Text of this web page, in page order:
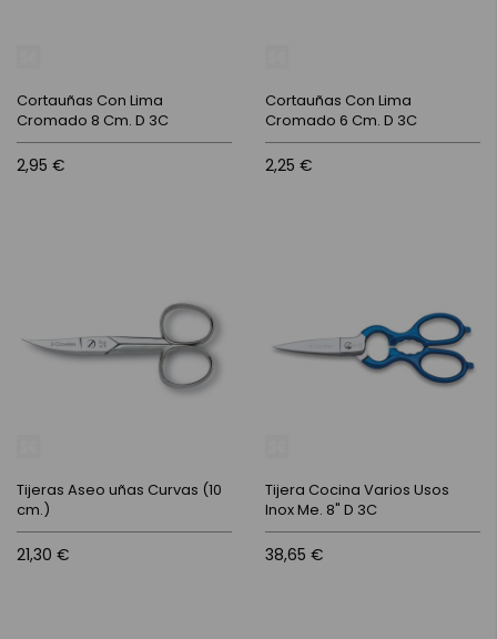
Cortauñas Con Lima
Cromado 8 Cm. D 3C
2,95 €
Cortauñas Con Lima
Cromado 6 Cm. D 3C
2,25 €
Tijeras Aseo uñas Curvas (10
cm.)
21,30 €
Tijera Cocina Varios Usos
Inox Me. 8" D 3C
38,65 €